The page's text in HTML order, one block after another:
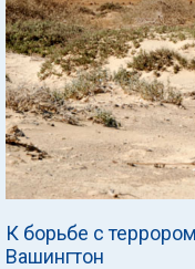
К борьбе с
Вашингтон